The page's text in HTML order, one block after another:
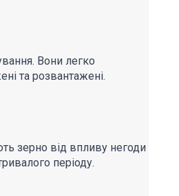
Вони легко
та розвантажені.
зерно від впливу негоди
періоду.